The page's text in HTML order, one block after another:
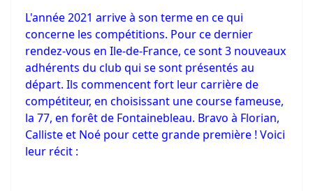
L'année 2021 arrive à son terme en ce qui
concerne les compétitions. Pour ce dernier
rendez-vous en Ile-de-France, ce sont 3 nouveaux
adhérents du club qui se sont présentés au
départ. Ils commencent fort leur carrière de
compétiteur, en choisissant une course fameuse,
la 77, en forêt de Fontainebleau. Bravo à Florian,
Calliste et Noé pour cette grande première ! Voici
leur récit :